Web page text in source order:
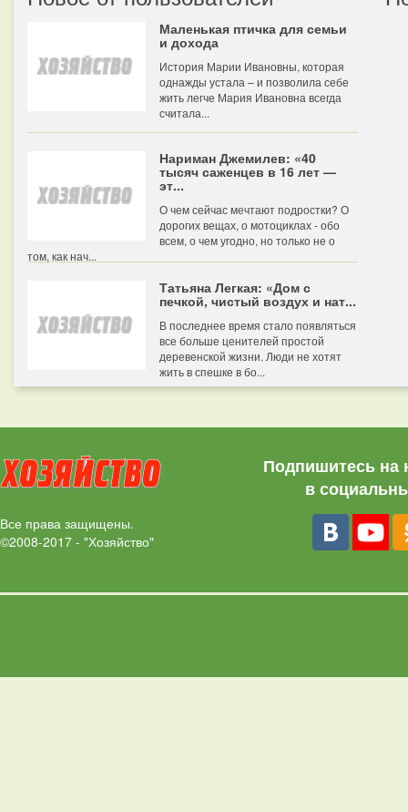
Маленькая птичка для семьи
и дохода
История Марии Ивановны, которая
однажды устала – и позволила себе
жить легче Мария Ивановна всегда
считала...
Нариман Джемилев: «40
тысяч саженцев в 16 лет —
эт...
О чем сейчас мечтают подростки? О
дорогих вещах, о мотоциклах - обо
всем, о чем угодно, но только не о
том, как нач...
Татьяна Легкая: «Дом с
печкой, чистый воздух и нат...
В последнее время стало появляться
все больше ценителей простой
деревенской жизни. Люди не хотят
жить в спешке в бо...
Все права защищены.
©2008-2017 - "Хозяйство"
Подпишитесь на
в